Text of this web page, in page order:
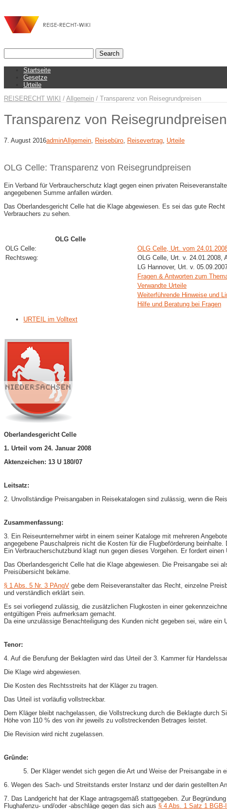
Startseite
Gesetze
Urteile
REISERECHT WIKI / Allgemein / Transparenz von Reisegrundpreisen
Transparenz von Reisegrundpreisen
7. August 2016adminAllgemein Reisebüro Reisevertrag Urteile
OLG Celle: Transparenz von Reisegrundpreisen
Ein Verband für Verbraucherschutz klagt gegen einen privaten
angegebenen Summe anfallen würden.
Das Oberlandesgericht Celle hat die Klage abgewiesen. Es sei das gute
Verbrauchers zu sehen.
OLG Celle
OLG Celle:
OLG Celle, Urt. vom
Rechtsweg:
OLG Celle, Urt. v. 24.01.2008,
LG Hannover, Urt. v.
Fragen & Antworten zum
Verwandte Urteile
Weiterführende Hinweise und
Hilfe und Beratung bei Fragen
URTEIL im Volltext
Oberlandesgericht Celle
1. Urteil vom 24. Januar 2008
Aktenzeichen: 13 U 180/07
Leitsatz:
2. Unvollständige Preisangaben in Reisekatalogen sind zulässig, wenn die
Zusammenfassung:
3. Ein Reiseunternehmer wirbt in einem seiner Kataloge mit mehreren
angegebene Pauschalpreis nicht die Kosten für die Flugbeförderung
Ein Verbraucherschutzbund klagt nun gegen dieses Vorgehen. Er fordert
Das Oberlandesgericht Celle hat die Klage abgewiesen. Die Preisangabe sei
Preisübersicht bekäme.
§ 1 Abs. 5 Nr. 3 PAngV gebe dem Reiseveranstalter das Recht, einzelne
und verständlich erklärt sein.
Es sei vorliegend zulässig, die zusätzlichen Flugkosten in einer
entgültigen Preis aufmerksam gemacht.
Da eine unzulässige Benachteiligung des Kunden nicht gegeben sei, wäre ein
Tenor:
4. Auf die Berufung der Beklagten wird das Urteil der 3. Kammer für
Die Klage wird abgewiesen.
Die Kosten des Rechtsstreits hat der Kläger zu tragen.
Das Urteil ist vorläufig vollstreckbar.
Dem Kläger bleibt nachgelassen, die Vollstreckung durch die Beklagte durch
Höhe von 110 % des von ihr jeweils zu vollstreckenden Betrages leistet.
Die Revision wird nicht zugelassen.
Gründe:
5. Der Kläger wendet sich gegen die Art und Weise der Preisangabe in
6. Wegen des Sach- und Streitstands erster Instanz und der darin gestellten
7. Das Landgericht hat der Klage antragsgemäß stattgegeben. Zur
Flughafenzu- und/oder -abschläge gegen das sich aus § 4 Abs. 1 Satz 1 BGB-